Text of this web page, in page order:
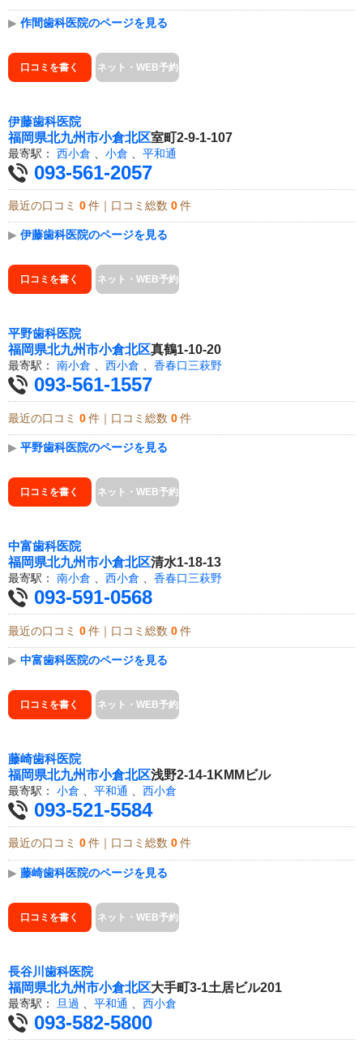
▶ 作間歯科医院のページを見る
口コミを書く ネット・WEB予約
伊藤歯科医院
福岡県北九州市小倉北区室町2-9-1-107
最寄駅： 西小倉 小倉 平和通
093-561-2057
最近の口コミ 0 件｜口コミ総数 0 件
▶ 伊藤歯科医院のページを見る
口コミを書く ネット・WEB予約
平野歯科医院
福岡県北九州市小倉北区真鶴1-10-20
最寄駅： 南小倉 、 西小倉 、 香春口三萩野
093-561-1557
最近の口コミ 0 件｜口コミ総数 0 件
▶ 平野歯科医院のページを見る
口コミを書く ネット・WEB予約
中富歯科医院
福岡県北九州市小倉北区清水1-18-13
最寄駅： 南小倉 、 西小倉 、 香春口三萩野
093-591-0568
最近の口コミ 0 件｜口コミ総数 0 件
▶ 中富歯科医院のページを見る
口コミを書く ネット・WEB予約
藤崎歯科医院
福岡県北九州市小倉北区浅野2-14-1KMMビル
最寄駅： 小倉 平和通 西小倉
093-521-5584
最近の口コミ 0 件｜口コミ総数 0 件
▶ 藤崎歯科医院のページを見る
口コミを書く ネット・WEB予約
長谷川歯科医院
福岡県北九州市小倉北区大手町3-1土居ビル201
最寄駅： 旦過 平和通 西小倉
093-582-5800